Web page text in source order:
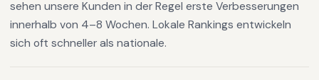
sehen unsere Kunden in der Regel erste Verbesserungen
innerhalb von 4–8 Wochen. Lokale Rankings entwickeln
sich oft schneller als nationale.